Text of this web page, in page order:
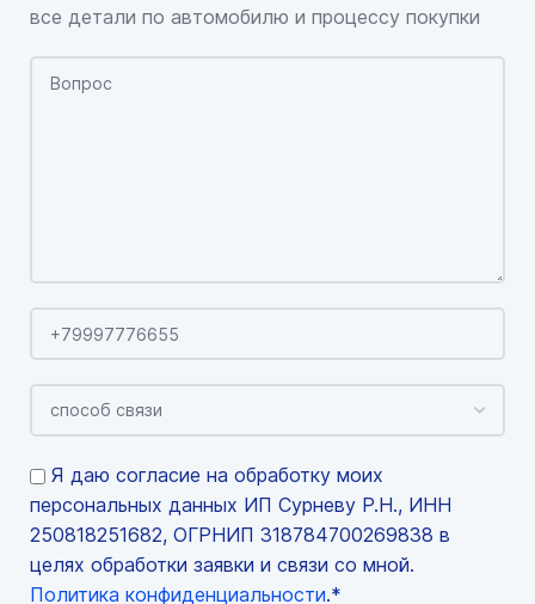
все детали по автомобилю и процессу покупки
Я даю согласие на обработку моих
персональных данных ИП Сурневу Р.Н., ИНН
250818251682, ОГРНИП 318784700269838 в
целях обработки заявки и связи со мной.
Политика конфиденциальности.*